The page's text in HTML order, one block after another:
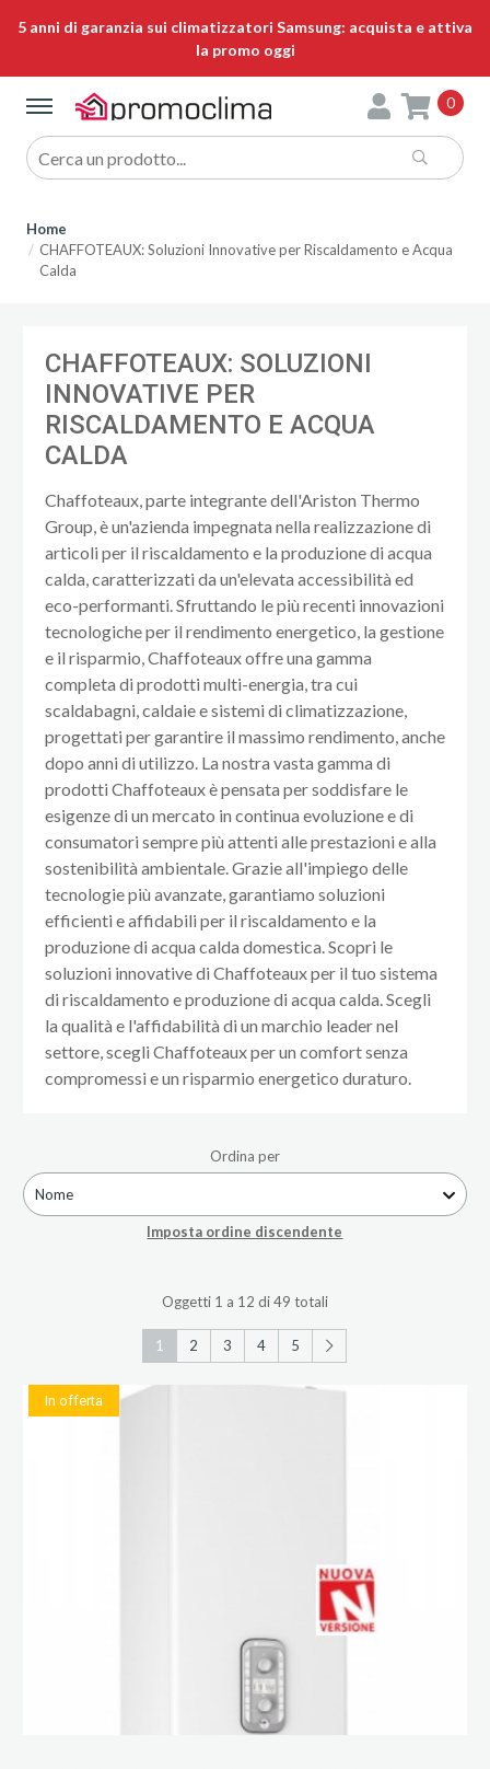
5 anni di garanzia sui climatizzatori Samsung: acquista e attiva
la promo oggi
0
Home
CHAFFOTEAUX: Soluzioni Innovative per Riscaldamento e Acqua
Calda
CHAFFOTEAUX: SOLUZIONI
INNOVATIVE PER
RISCALDAMENTO E ACQUA
CALDA
Chaffoteaux, parte integrante dell'Ariston Thermo
Group, è un'azienda impegnata nella realizzazione di
articoli per il riscaldamento e la produzione di acqua
calda, caratterizzati da un'elevata accessibilità ed
eco-performanti. Sfruttando le più recenti innovazioni
tecnologiche per il rendimento energetico, la gestione
e il risparmio, Chaffoteaux offre una gamma
completa di prodotti multi-energia, tra cui
scaldabagni, caldaie e sistemi di climatizzazione,
progettati per garantire il massimo rendimento, anche
dopo anni di utilizzo. La nostra vasta gamma di
prodotti Chaffoteaux è pensata per soddisfare le
esigenze di un mercato in continua evoluzione e di
consumatori sempre più attenti alle prestazioni e alla
sostenibilità ambientale. Grazie all'impiego delle
tecnologie più avanzate, garantiamo soluzioni
efficienti e affidabili per il riscaldamento e la
produzione di acqua calda domestica. Scopri le
soluzioni innovative di Chaffoteaux per il tuo sistema
di riscaldamento e produzione di acqua calda. Scegli
la qualità e l'affidabilità di un marchio leader nel
settore, scegli Chaffoteaux per un comfort senza
compromessi e un risparmio energetico duraturo.
Ordina per
Nome
Imposta ordine discendente
Oggetti 1 a 12 di 49 totali
1 2 3 4 5
In offerta